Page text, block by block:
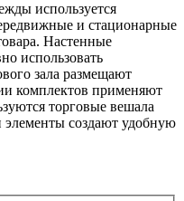
используется
и стационарные
Настенные
использовать
зала размещают
комплектов применяют
торговые вешала
создают удобную